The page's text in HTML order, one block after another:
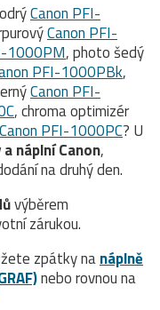
Canon PFI-
Canon PFI-
1000PM, photo šedý
PFI-1000PBk,
Canon PFI-
, chroma optimizér
Canon PFI-1000PC? U
náplní Canon,
na druhý den.
výběrem
zárukou.
zpátky nanáplně
nebo rovnou na